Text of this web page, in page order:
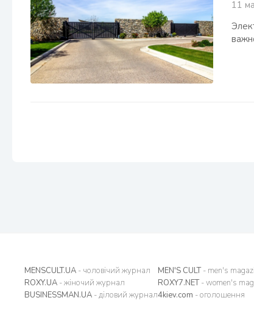
11
MENSCULT.UA - чоловічий журнал
ROXY.UA - жіночий журнал
BUSINESSMAN.UA - діловий журнал
MEN'S CULT- men's
ROXY7.NET- women's
4kiev.com - оголошення